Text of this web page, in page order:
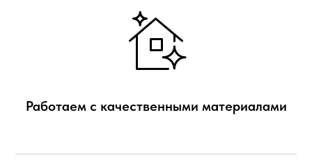
Работаем с качественными материалами